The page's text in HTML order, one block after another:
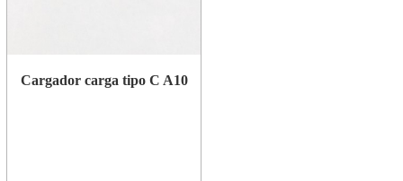
Cargador carga tipo C A10